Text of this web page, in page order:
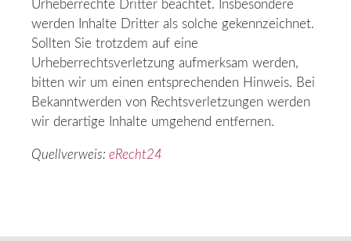
Urheberrechte Dritter beachtet. Insbesondere
werden Inhalte Dritter als solche gekennzeichnet.
Sollten Sie trotzdem auf eine
Urheberrechtsverletzung aufmerksam werden,
bitten wir um einen entsprechenden Hinweis. Bei
Bekanntwerden von Rechtsverletzungen werden
wir derartige Inhalte umgehend entfernen.
Quellverweis: eRecht24